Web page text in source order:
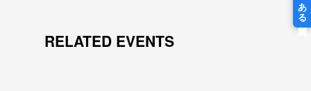
RELATED EVENTS